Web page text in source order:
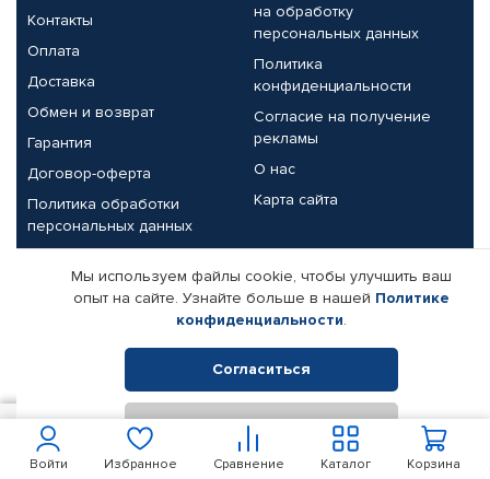
Войти Избранное Сравнение Корзина
Каталог
Контакты
Оплата
Доставка
Обмен и возврат
Гарантия
Договор-оферта
Политика обработки
персональных данных
на обработку
персональных данных
Политика
конфиденциальности
Согласие на получение
рекламы
О нас
Карта сайта
Партнерам
Корпоративным клиентам
Поставщикам
Реквизиты компании
© КАМАЗ ЦЕНТР ДОНЕЦК, 2015-2026. Все права защищены.
Интернет-магазин автомобильных товаров Автопрофи.
Мы используем файлы cookie, чтобы улучшить ваш
опыт на сайте. Узнайте больше в нашей Политике
конфиденциальности.
Согласиться
Отклонить
100 В корзину